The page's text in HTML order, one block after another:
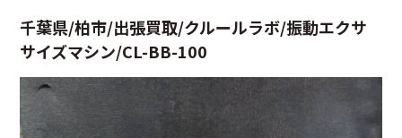
千葉県/柏市/出張買取/クルールラボ/振動エクサ
サイズマシン/CL-BB-100